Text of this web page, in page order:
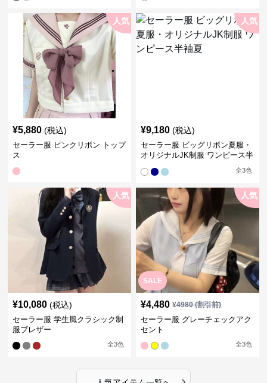
人気
¥5,880 (税込)
セーラー服 ピンクリボン トップ
ス
人気
¥9,180 (税込)
セーラー服 ビッグリボン夏服・
オリジナルJK制服 ワンピース半
全3色
人気
¥10,080 (税込)
セーラー服 学生風クラシック制
服ブレザー
全3色
SALE
人気
¥4,480 ¥4980(割引前)
セーラー服 グレーチェックアク
セント
全3色